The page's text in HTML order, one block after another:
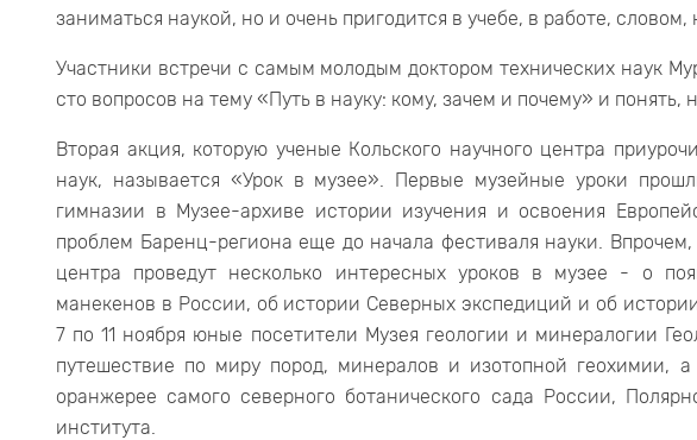
заниматься наукой, но и очень пригодится в учебе, в работе,
Участники встречи с самым молодым доктором технических наук
сто вопросов на тему «Путь в науку: кому, зачем и почему» и понять,
Вторая акция, которую ученые Кольского научного центра
наук, называется «Урок в музее». Первые музейные уроки
гимназии в Музее-архиве истории изучения и освоения
проблем Баренц-региона еще до начала фестиваля науки.
центра проведут несколько интересных уроков в музее - о
манекенов в России, об истории Северных экспедиций и об
7 по 11 ноября юные посетители Музея геологии и минералогии
путешествие по миру пород, минералов и изотопной
оранжерее самого северного ботанического сада России,
института.